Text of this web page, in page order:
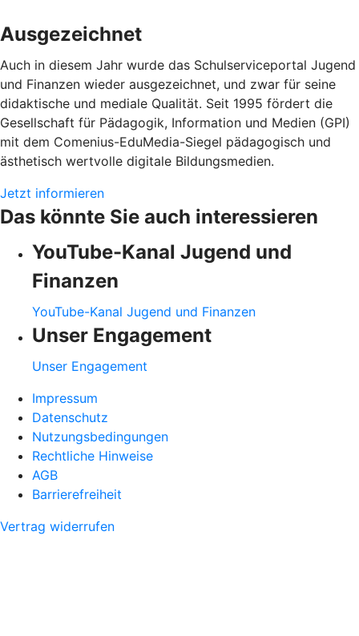
Ausgezeichnet
Auch in diesem Jahr wurde das Schulserviceportal Jugend
und Finanzen wieder ausgezeichnet, und zwar für seine
didaktische und mediale Qualität. Seit 1995 fördert die
Gesellschaft für Pädagogik, Information und Medien (GPI)
mit dem Comenius-EduMedia-Siegel pädagogisch und
ästhetisch wertvolle digitale Bildungsmedien.
Jetzt informieren
Das könnte Sie auch interessieren
YouTube-Kanal Jugend und
Finanzen
YouTube-Kanal Jugend und Finanzen
Unser Engagement
Unser Engagement
Impressum
Datenschutz
Nutzungsbedingungen
Rechtliche Hinweise
AGB
Barrierefreiheit
Vertrag widerrufen